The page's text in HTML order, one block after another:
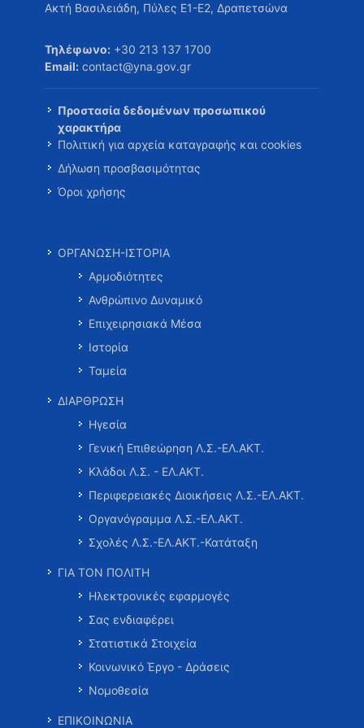
Ακτή Βασιλειάδη, Πύλες Ε1-Ε2, Δραπετσώνα
Τηλέφωνο: +30 213 137 1700
Email: contact@yna.gov.gr
Προστασία δεδομένων προσωπικού
χαρακτήρα
Πολιτική για αρχεία καταγραφής και cookies
Δήλωση προσβασιμότητας
Όροι χρήσης
ΟΡΓΑΝΩΣΗ-ΙΣΤΟΡΙΑ
Αρμοδιότητες
Ανθρώπινο Δυναμικό
Επιχειρησιακά Μέσα
Ιστορία
Ταμεία
ΔΙΑΡΘΡΩΣΗ
Ηγεσία
Γενική Επιθεώρηση Λ.Σ.-ΕΛ.ΑΚΤ.
Κλάδοι Λ.Σ. - ΕΛ.ΑΚΤ.
Περιφερειακές Διοικήσεις Λ.Σ.-ΕΛ.ΑΚΤ.
Οργανόγραμμα Λ.Σ.-ΕΛ.ΑΚΤ.
Σχολές Λ.Σ.-ΕΛ.ΑΚΤ.-Κατάταξη
ΓΙΑ ΤΟΝ ΠΟΛΙΤΗ
Ηλεκτρονικές εφαρμογές
Σας ενδιαφέρει
Στατιστικά Στοιχεία
Κοινωνικό Έργο - Δράσεις
Νομοθεσία
ΕΠΙΚΟΙΝΩΝΙΑ